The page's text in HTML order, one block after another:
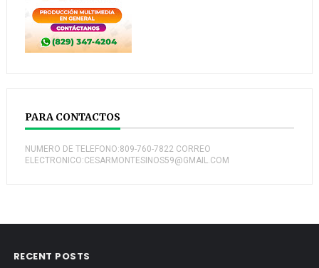
PARA CONTACTOS
NUMERO DE TELEFONO:809-760-7822 CORREO
ELECTRONICO:CESARMONTESINOS59@GMAIL.COM
RECENT POSTS